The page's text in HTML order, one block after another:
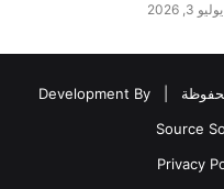
يوليو 3, 2026
Development By
Source
Privacy